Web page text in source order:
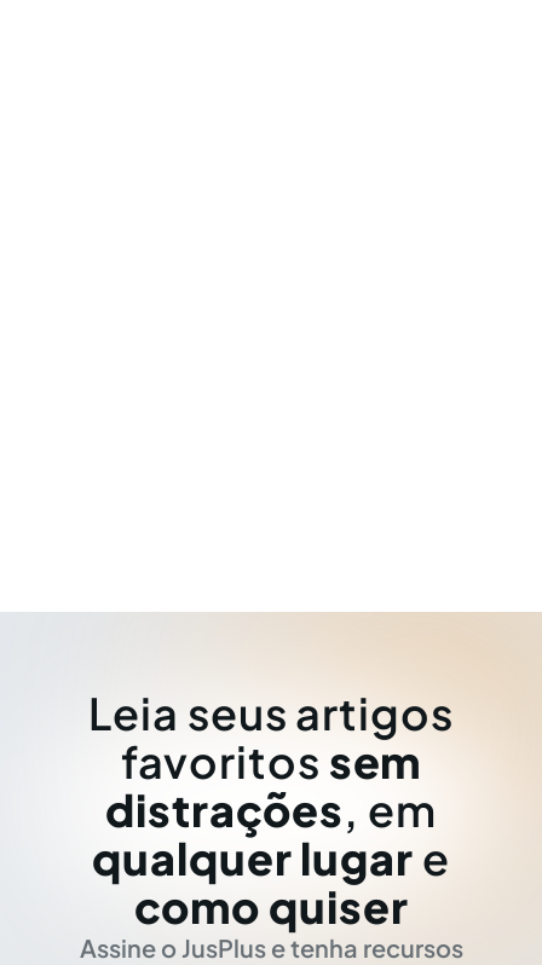
Leia seus artigos
favoritos sem
distrações, em
qualquer lugar e
como quiser
Assine o JusPlus e tenha recursos